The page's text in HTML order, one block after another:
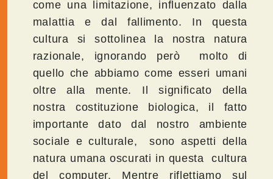
come una limitazione, influenzato dalla
malattia e dal fallimento. In questa
cultura si sottolinea la nostra natura
razionale, ignorando però molto di
quello che abbiamo come esseri umani
oltre alla mente. Il significato della
nostra costituzione biologica, il fatto
importante dato dal nostro ambiente
sociale e culturale, sono aspetti della
natura umana oscurati in questa cultura
del computer. Mentre riflettiamo sul